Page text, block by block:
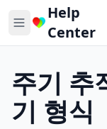
Help
Center
주기 추
기 형식